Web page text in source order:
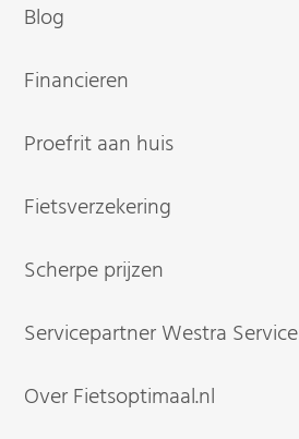
Blog
Financieren
Proefrit aan huis
Fietsverzekering
Scherpe prijzen
Servicepartner Westra Service
Over Fietsoptimaal.nl